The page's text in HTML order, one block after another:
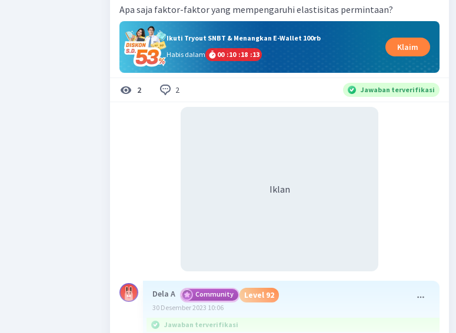
Apa saja faktor-faktor yang mempengaruhi elastisitas permintaan?
Ikuti Tryout SNBT & Menangkan E-Wallet 100rb
Habis dalam
00 :10 :18 :12
Klaim
2 2 Jawaban terverifikasi
Iklan
Dela A Community Level 92
30 Desember 2023 10:06
Jawaban terverifikasi